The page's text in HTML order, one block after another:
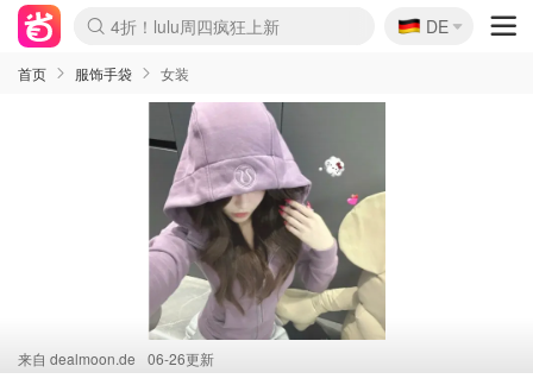
Boticinal 夏促开抢！
4折！lulu周四疯狂上新
还没结束！&OtherStories大促
Joybuy变相75折 随时失效
速领！Stanley独家85折
疑似霸哥！Camper额外叠85折
Zalando 奥莱闪促！每日更新
Moncler反季囤！5折起+叠9折
Coach Brooklyn仅€192
🇩🇪
DE
首页 服饰手袋 女装
来自 dealmoon.de 06-26更新